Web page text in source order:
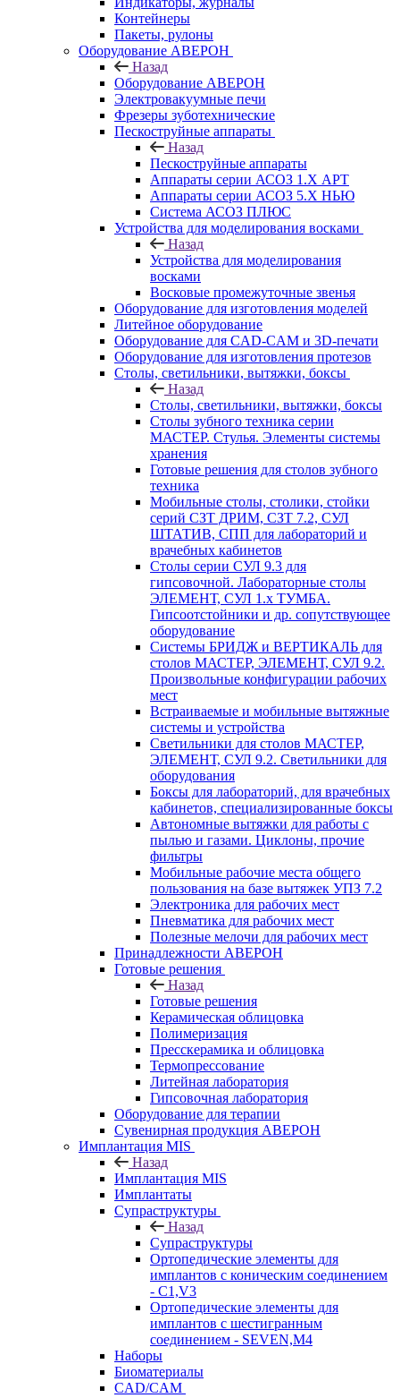
Контейнеры
Пакеты, рулоны
Оборудование АВЕРОН
Назад
Оборудование АВЕРОН
Электровакуумные печи
Фрезеры зуботехнические
Пескоструйные аппараты
Назад
Пескоструйные аппараты
Аппараты серии АСОЗ 1.Х АРТ
Аппараты серии АСОЗ 5.Х НЬЮ
Система АСОЗ ПЛЮС
Устройства для моделирования восками
Назад
Устройства для моделирования
восками
Восковые промежуточные звенья
Оборудование для изготовления моделей
Литейное оборудование
Оборудование для CAD-CAM и 3D-печати
Оборудование для изготовления протезов
Cтолы, светильники, вытяжки, боксы
Назад
Cтолы, светильники, вытяжки, боксы
Столы зубного техника серии
МАСТЕР. Стулья. Элементы системы
хранения
Готовые решения для столов зубного
техника
Мобильные столы, столики, стойки
серий СЗТ ДРИМ, СЗТ 7.2, СУЛ
ШТАТИВ, СПП для лабораторий и
врачебных кабинетов
Столы серии СУЛ 9.3 для
гипсовочной. Лабораторные столы
ЭЛЕМЕНТ, СУЛ 1.х ТУМБА.
Гипсоотстойники и др. сопутствующее
оборудование
Системы БРИДЖ и ВЕРТИКАЛЬ для
столов МАСТЕР, ЭЛЕМЕНТ, СУЛ 9.2.
Произвольные конфигурации рабочих
мест
Встраиваемые и мобильные вытяжные
системы и устройства
Светильники для столов МАСТЕР,
ЭЛЕМЕНТ, СУЛ 9.2. Светильники для
оборудования
Боксы для лабораторий, для врачебных
кабинетов, специализированные боксы
Автономные вытяжки для работы с
пылью и газами. Циклоны, прочие
фильтры
Мобильные рабочие места общего
пользования на базе вытяжек УПЗ 7.2
Электроника для рабочих мест
Пневматика для рабочих мест
Полезные мелочи для рабочих мест
Принадлежности АВЕРОН
Готовые решения
Назад
Готовые решения
Керамическая облицовка
Полимеризация
Пресскерамика и облицовка
Термопрессование
Литейная лаборатория
Гипсовочная лаборатория
Оборудование для терапии
Сувенирная продукция АВЕРОН
Имплантация MIS
Назад
Имплантация MIS
Имплантаты
Супраструктуры
Назад
Супраструктуры
Ортопедические элементы для
имплантов с коническим соединением
- C1,V3
Ортопедические элементы для
имплантов с шестигранным
соединением - SEVEN,M4
Наборы
Биоматериалы
CAD/CAM